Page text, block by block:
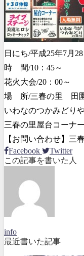
日にち/平成25年7月28
時 間/10：45～
花火大会/20：00～
場 所/三春の里 田
いわなのつかみどり
三春の里屋台コーナ
【お問い合わせ】
Facebook
Twitter
この記事を書いた人
info
最近書いた記事